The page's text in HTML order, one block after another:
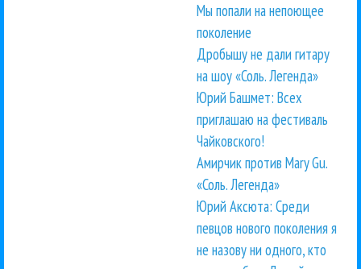
Мы попали на непоющее
поколение
Дробышу не дали гитару
на шоу «Соль. Легенда»
Юрий Башмет: Всех
приглашаю на фестиваль
Чайковского!
Амирчик против Mary Gu.
«Соль. Легенда»
Юрий Аксюта: Среди
певцов нового поколения я
не назову ни одного, кто